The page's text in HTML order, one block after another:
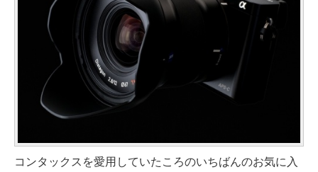
コンタックスを愛用していたころのいちばんのお気に入